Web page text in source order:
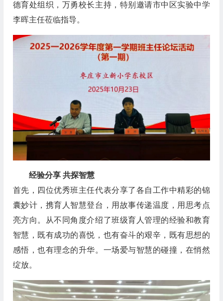
德育处组织，万勇校长主持，特别邀请市中区实验中学
李晖主任莅临指导。
经验分享 共探智慧
首先，四位优秀班主任代表分享了各自工作中精彩的锦
囊妙计，携育人智慧登台，用故事传递温度，用思考点
亮方向。从不同角度介绍了班级育人管理的经验和教育
智慧，既有成功的喜悦，也有奋斗的艰辛，既有思想的
感悟，也有理念的升华。一场爱与智慧的碰撞，在悄然
绽放。